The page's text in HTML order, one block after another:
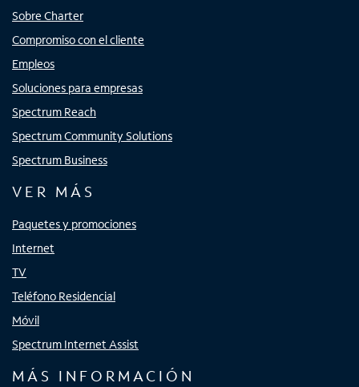
Sobre Charter
Compromiso con el cliente
Empleos
Soluciones para empresas
Spectrum Reach
Spectrum Community Solutions
Spectrum Business
VER MÁS
Paquetes y promociones
Internet
TV
Teléfono Residencial
Móvil
Spectrum Internet Assist
MÁS INFORMACIÓN